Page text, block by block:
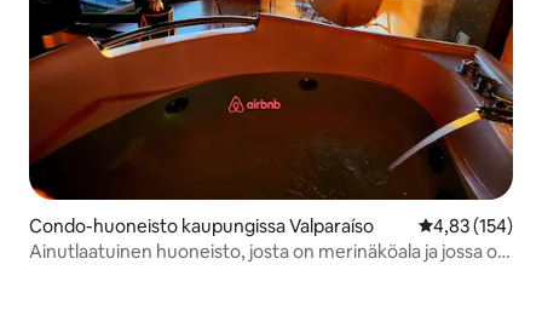
Condo-huoneisto kaupungissa Valparaíso
4,83 (154)
Ainutlaatuinen huoneisto, josta on merinäköala ja jossa on